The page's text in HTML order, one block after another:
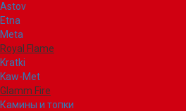
Astov
Etna
Meta
Royal Flame
Kratki
Kaw-Met
Glamm Fire
Камины и топки